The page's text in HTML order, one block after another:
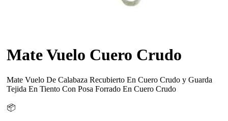
Mate Vuelo Cuero Crudo
Mate Vuelo De Calabaza Recubierto En Cuero Crudo y Guarda
Tejida En Tiento Con Posa Forrado En Cuero Crudo
📦